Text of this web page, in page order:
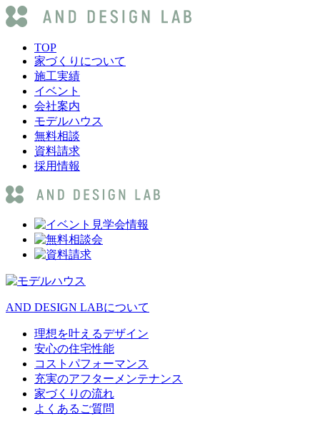
TOP
家づくりについて
施工実績
イベント
会社案内
モデルハウス
無料相談
資料請求
採用情報
AND DESIGN LABについて
理想を叶えるデザイン
安心の住宅性能
コストパフォーマンス
充実のアフターメンテナンス
家づくりの流れ
よくあるご質問